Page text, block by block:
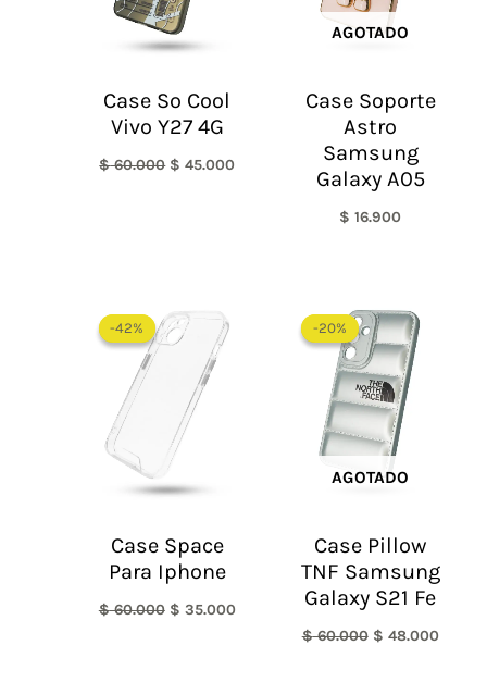
Case So Cool
Vivo Y27 4G
$60.000 $ 45.000
AGOTADO
Case Soporte
Astro
Samsung
Galaxy A05
$ 16.900
-42%
-42%
Case Space
Para Iphone
$60.000
precio
original
$ 60.000.
$ 35.000
-20%
AGOTADO
-20%
Case Pillow
TNF Samsung
Galaxy S21 Fe
$60.000
precio
original
era:
$ 60.000.
$ 48.000